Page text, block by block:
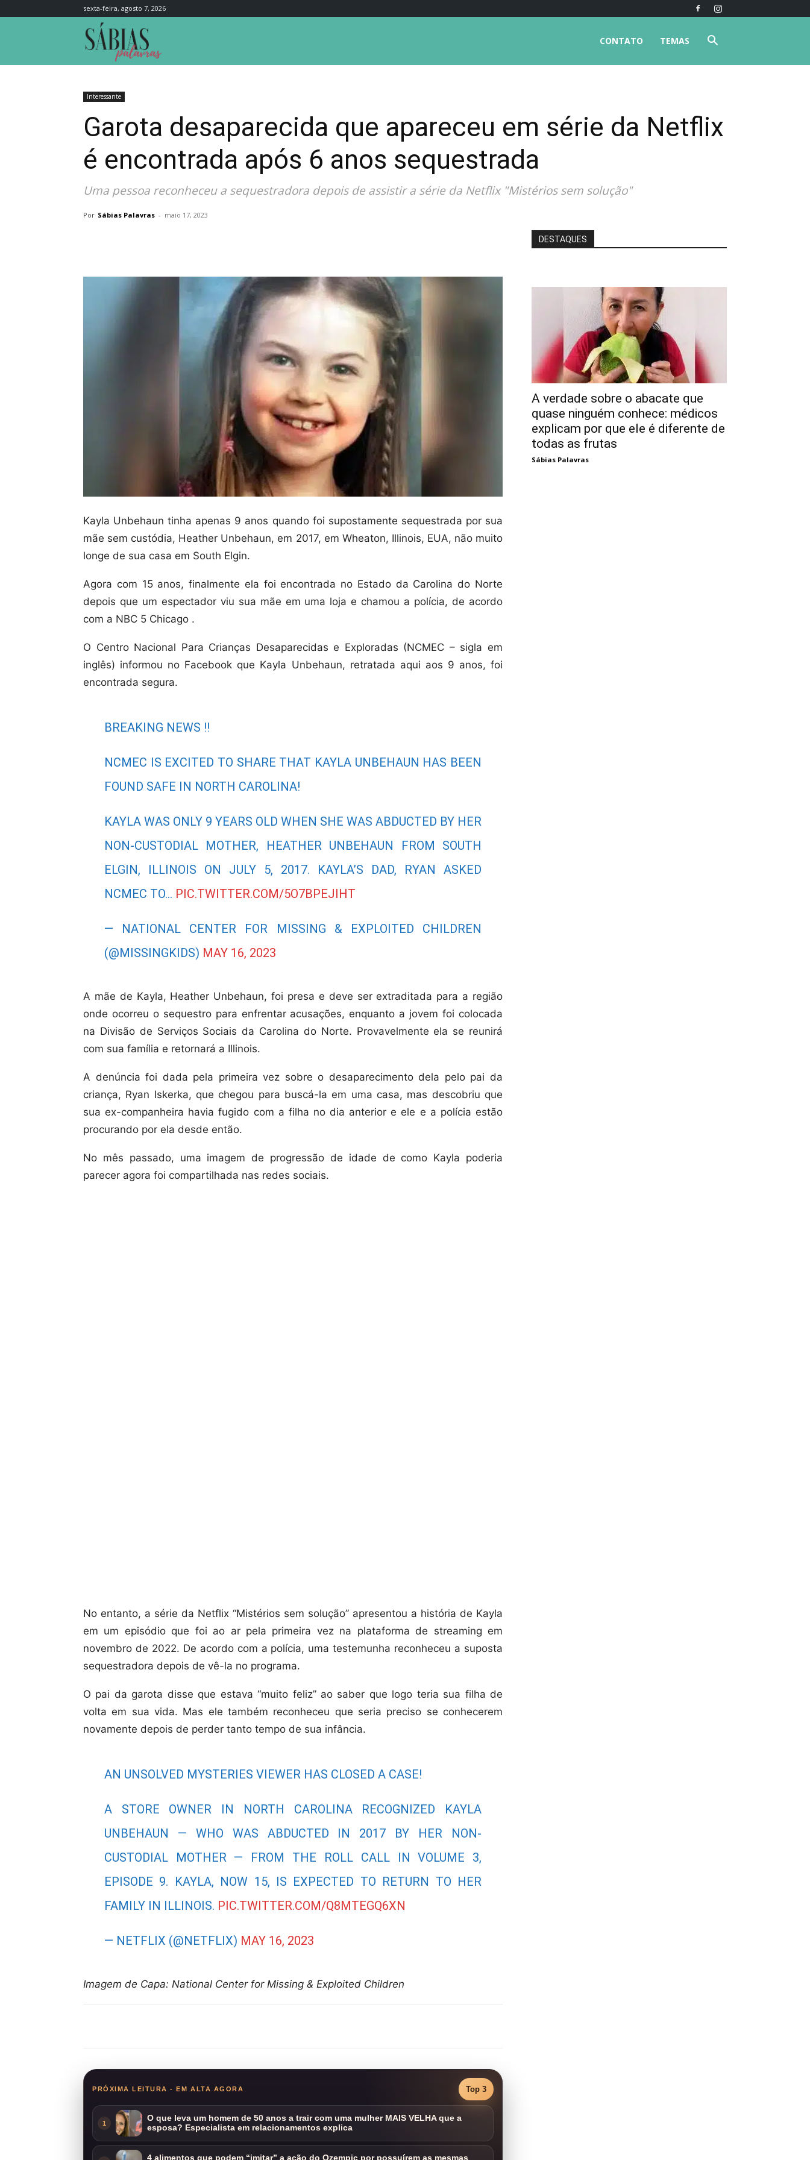
sexta-feira, agosto 7, 2026
TEMAS
CONTATO
Interessante
Garota desaparecida que apareceu em série da Netflix
é encontrada após 6 anos sequestrada
Uma pessoa reconheceu a sequestradora depois de assistir a série da Netflix "Mistérios sem solução"
Por Sábias Palavras - maio 17, 2023
Kayla Unbehaun tinha apenas 9 anos quando foi supostamente sequestrada por sua
mãe sem custódia, Heather Unbehaun, em 2017, em Wheaton, Illinois, EUA, não muito
longe de sua casa em South Elgin.
Agora com 15 anos, finalmente ela foi encontrada no Estado da Carolina do Norte
depois que um espectador viu sua mãe em uma loja e chamou a polícia, de acordo
com a NBC 5 Chicago .
O Centro Nacional Para Crianças Desaparecidas e Exploradas (NCMEC – sigla em
inglês) informou no Facebook que Kayla Unbehaun, retratada aqui aos 9 anos, foi
encontrada segura.
BREAKING NEWS ‼️
NCMEC IS EXCITED TO SHARE THAT KAYLA UNBEHAUN HAS BEEN
FOUND SAFE IN NORTH CAROLINA!
KAYLA WAS ONLY 9 YEARS OLD WHEN SHE WAS ABDUCTED BY HER
NON-CUSTODIAL MOTHER, HEATHER UNBEHAUN FROM SOUTH
ELGIN, ILLINOIS ON JULY 5, 2017. KAYLA’S DAD, RYAN ASKED
NCMEC TO… PIC.TWITTER.COM/5O7BPEJIHT
— NATIONAL CENTER FOR MISSING & EXPLOITED CHILDREN
(@MISSINGKIDS) MAY 16, 2023
A mãe de Kayla, Heather Unbehaun, foi presa e deve ser extraditada para a região
onde ocorreu o sequestro para enfrentar acusações, enquanto a jovem foi colocada
na Divisão de Serviços Sociais da Carolina do Norte. Provavelmente ela se reunirá
com sua família e retornará a Illinois.
A denúncia foi dada pela primeira vez sobre o desaparecimento dela pelo pai da
criança, Ryan Iskerka, que chegou para buscá-la em uma casa, mas descobriu que
sua ex-companheira havia fugido com a filha no dia anterior e ele e a polícia estão
procurando por ela desde então.
No mês passado, uma imagem de progressão de idade de como Kayla poderia
parecer agora foi compartilhada nas redes sociais.
No entanto, a série da Netflix “Mistérios sem solução” apresentou a história de Kayla
em um episódio que foi ao ar pela primeira vez na plataforma de streaming em
novembro de 2022. De acordo com a polícia, uma testemunha reconheceu a suposta
sequestradora depois de vê-la no programa.
O pai da garota disse que estava “muito feliz” ao saber que logo teria sua filha de
volta em sua vida. Mas ele também reconheceu que seria preciso se conhecerem
novamente depois de perder tanto tempo de sua infância.
AN UNSOLVED MYSTERIES VIEWER HAS CLOSED A CASE!
A STORE OWNER IN NORTH CAROLINA RECOGNIZED KAYLA
UNBEHAUN — WHO WAS ABDUCTED IN 2017 BY HER NON-
CUSTODIAL MOTHER — FROM THE ROLL CALL IN VOLUME 3,
EPISODE 9. KAYLA, NOW 15, IS EXPECTED TO RETURN TO HER
FAMILY IN ILLINOIS. PIC.TWITTER.COM/Q8MTEGQ6XN
— NETFLIX (@NETFLIX) MAY 16, 2023
Imagem de Capa: National Center for Missing & Exploited Children
PRÓXIMA LEITURA - EM ALTA AGORA Top 3
1
O que leva um homem de 50 anos a trair com uma mulher MAIS VELHA que a
esposa? Especialista em relacionamentos explica
4 alimentos que podem “imitar” a ação do Ozempic por possuírem as mesmas
DESTAQUES
A verdade sobre o abacate que
quase ninguém conhece: médicos
explicam por que ele é diferente de
todas as frutas
Sábias Palavras